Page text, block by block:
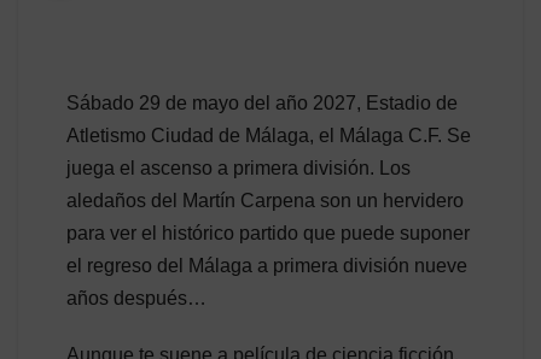
Sábado 29 de mayo del año 2027, Estadio de
Atletismo Ciudad de Málaga, el Málaga C.F. Se
juega el ascenso a primera división. Los
aledaños del Martín Carpena son un hervidero
para ver el histórico partido que puede suponer
el regreso del Málaga a primera división nueve
años después…
Aunque te suene a película de ciencia ficción,